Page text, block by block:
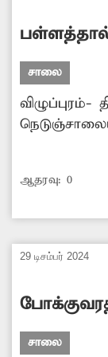
என
சாலை
இருந்து
பாலத்தின்
இதனால்
அபாயம்
விரைந்து
எடுக்க
ஆதரவு: 0
29 டிசம்பர் 2024
சாலை